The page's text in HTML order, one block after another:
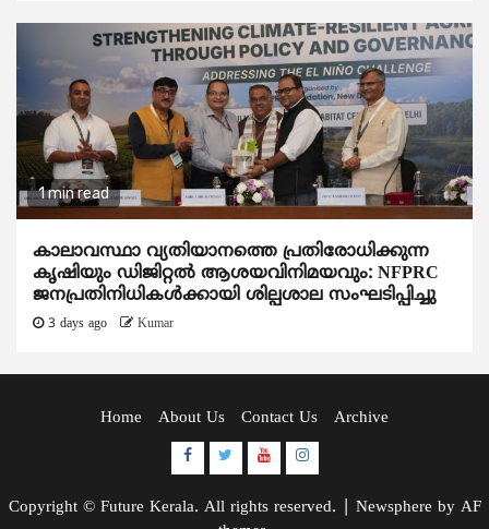
1 min read
കാലാവസ്ഥാ വ്യതിയാനത്തെ പ്രതിരോധിക്കുന്ന
കൃഷിയും ഡിജിറ്റൽ ആശയവിനിമയവും: NFPRC
ജനപ്രതിനിധികൾക്കായി ശില്പശാല സംഘടിപ്പിച്ചു
3 days ago Kumar
Home About Us Contact Us Archive
Facebook
TwitterYoutubeInstagram
Copyright © Future Kerala. All rights reserved. Newsphere by AF